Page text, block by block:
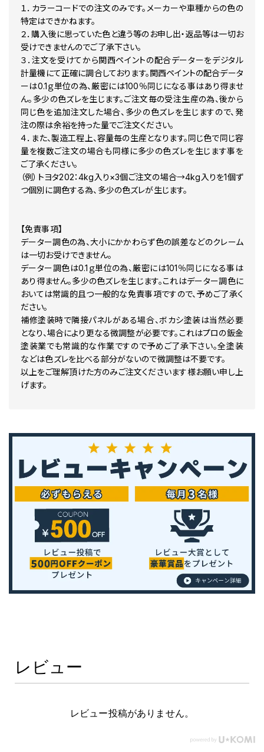
PB341P HONDA BLUE PEARL
PB351P HONDA PEARL MONTANA BLUE
PB3C HONDA SAPPHIRE BLUE MET カラーベース カラークリヤ
PB66 HONDA COSMIC BLUE
R104CU HONDA CANDY MUSE RED MET
R107CU HONDA BOURGOGNE RED MET 下塗リ カラーベース
R109A HONDA PASSION RED カラーベース 下塗リ セット
R115CU HONDA CANDY MAROON PEARL
R116 HONDA STREAM RED カラーベース 下塗リ セット
R124CU HONDA RED カラーベース 下塗リ セット
R124Z HONDA RED カラーベース 下塗リ セット
R127 HONDA SPARKLING RED カラーベース 下塗リ セット
R131C HONDA ANDROMEDA RED PEARL
R140C HONDA CANDY RED PEARL
R151CU HONDA CANDY GRACEFUL RED PEARL 下塗リ カラー
R157 HONDA RED
R158P HONDA RED PEARL カラーベース カラークリヤー セット
R165 レッド カラーベース 下塗リ セット
R195C キャンディブレイジングレッド カラーベース カラークリヤー
R199C HONDA CANDY GARNET RED PEARL
R201 マグナレッド
R203M HONDA RED PEARL
R218M HONDA RED PEARL カラーベース カラークリヤー セット
R228C HONDA RED MET カラーベース カラークリヤー セット
R247M HONDA PENANT RED MET カラーベース 下塗リ セット
R25 HONDA RED パールベース 下塗リ セット
R258 HONDA RED カラーベース カラークリヤー セット
R259P HONDA BORDEAUX PEARL
R275 HONDA RED MET カラーベース カラークリヤー セット
R287M HONDA RED PEARL カラーベース 下塗リ セット
R296M HONDA RED PEARL 下塗リ カラーベース カラークリヤ
R302M HONDA BORDEAUX MICA カラーベース カラークリヤー
R320P HONDA PEARL SIENA RED MICA カラーベース カラーク
R381C HONDA ROUGE MET カラーベース 下塗リ セット
R4C HONDA CANDY RUBY RED カラーベース 下塗リ セット
R6CS HONDA ANTARES RED MICA
RP103B HONDA VIOLET MET
RP131 HONDA MOONRISE MET
RP131P HONDA VIOLET PEARL
RP147M HONDA VERTEX BLUE MICA MET
RP151P HONDA ROYAL MAGENTA PEARL
Y-106 HONDA YELLOW カラーベース 下塗リ セット
Y132 HONDA BEAK YELLOW
Y140P HONDA YELLOW PEARL カラーベース カラークリヤー セ
Y141 HONDA PLASMA YELLOW カラーベース 下塗リ セット
Y160 HONDA SUNRISE YELLOW カラーベース 下塗リ セット
Y163P HONDA YELLOW PEARL カラーベース カラークリヤー セ
Y180 HONDA PARROT YELLOW
YR125M HONDA BEIGE MET
YR183M HONDA BRONZE PEARL MET
１．カラーコードでの注文のみです。メーカーや車種からの色の
特定はできかねます。
２．購入後に思っていた色と違う等のお申し出・返品等は一切お
受けできませんのでご了承下さい。
３．注文を受けてから関西ペイントの配合データーをデジタル
計量機にて正確に調合しております。関西ペイントの配合データ
ーは0.1ｇ単位の為、厳密には100％同じになる事はあり得ませ
ん。多少の色ズレを生じます。ご注文毎の受注生産の為、後から
同じ色を追加注文した場合、多少の色ズレを生じますので、発
注の際は余裕を持った量でご注文ください。
４．また、製造工程上、容量毎の生産となります。同じ色で同じ容
量を複数ご注文の場合も同様に多少の色ズレを生じます事を
ご了承ください。
（例）トヨタ202：4kg入り×3個ご注文の場合→4kg入りを1個ず
つ個別に調色する為、多少の色ズレが生じます。
【免責事項】
データー調色の為、大小にかかわらず色の誤差などのクレーム
は一切お受けできません。
データー調色は0.1ｇ単位の為、厳密には101％同じになる事は
あり得ません。多少の色ズレを生じます。これはデーター調色に
おいては常識的且つ一般的な免責事項ですので、予めご了承く
ださい。
補修塗装時で隣接パネルがある場合、ボカシ塗装は当然必要
となり、場合により更なる微調整が必要です。これはプロの鈑金
塗装業でも常識的な作業ですので予めご了承下さい。全塗装
などは色ズレを比べる部分がないので微調整は不要です。
以上をご理解頂けた方のみご注文くださいます様お願い申し上
げます。
レビュー
レビュー投稿がありません。